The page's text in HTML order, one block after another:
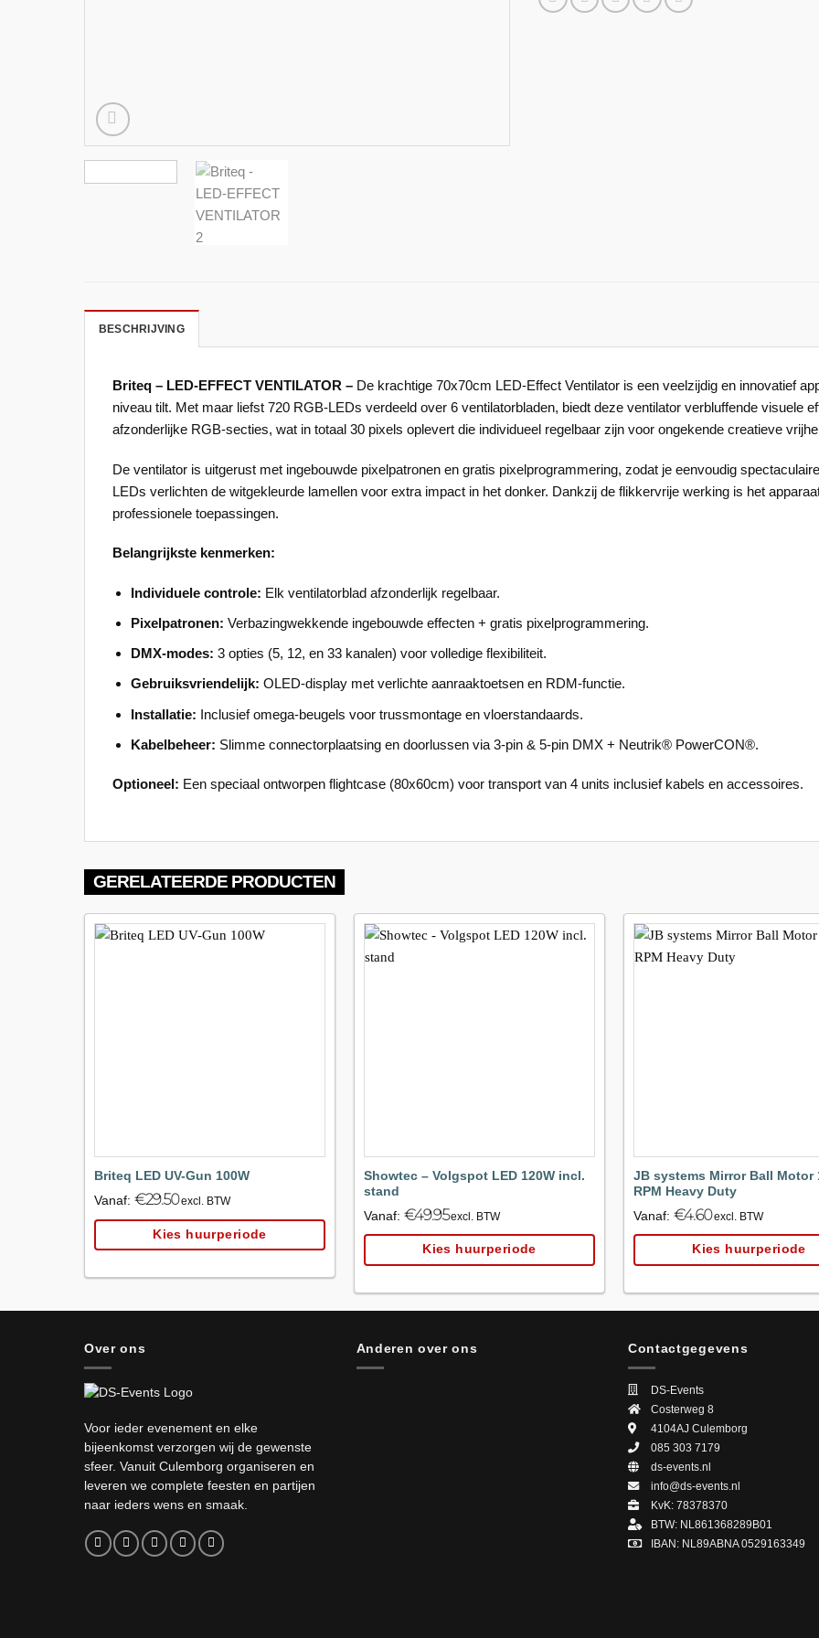
BESCHRIJVING
Briteq – LED-EFFECT VENTILATOR – De krachtige 70x70cm LED-Effect Ventilator is een veelzijdig en innovatief
niveau tilt. Met maar liefst 720 RGB-LEDs verdeeld over 6 ventilatorbladen, biedt deze ventilator verbluffende visuele
afzonderlijke RGB-secties, wat in totaal 30 pixels oplevert die individueel regelbaar zijn voor ongekende creatieve
De ventilator is uitgerust met ingebouwde pixelpatronen en gratis pixelprogrammering, zodat je eenvoudig
LEDs verlichten de witgekleurde lamellen voor extra impact in het donker. Dankzij de flikkervrije werking is het
professionele toepassingen.
Belangrijkste kenmerken:
Individuele controle: Elk ventilatorblad afzonderlijk regelbaar.
Pixelpatronen: Verbazingwekkende ingebouwde effecten + gratis pixelprogrammering.
DMX-modes: 3 opties (5, 12, en 33 kanalen) voor volledige flexibiliteit.
Gebruiksvriendelijk: OLED-display met verlichte aanraaktoetsen en RDM-functie.
Installatie: Inclusief omega-beugels voor trussmontage en vloerstandaards.
Kabelbeheer: Slimme connectorplaatsing en doorlussen via 3-pin & 5-pin DMX + Neutrik® PowerCON®.
Optioneel: Een speciaal ontworpen flightcase (80x60cm) voor transport van 4 units inclusief kabels en accessoires.
GERELATEERDE PRODUCTEN
Briteq LED UV-Gun 100W
Vanaf: €29.50excl. BTW
Kies huurperiode
Showtec – Volgspot LED 120W incl.
stand
Vanaf: €49.95excl. BTW
Kies huurperiode
JB systems Mirror Ball Motor
RPM Heavy Duty
Vanaf: €4.60excl. BTW
Kies huurperiode
Over ons
Voor ieder evenement en elke
bijeenkomst verzorgen wij de gewenste
sfeer. Vanuit Culemborg organiseren en
leveren we complete feesten en partijen
naar ieders wens en smaak.
Anderen over ons Contactgegevens
DS-Events
Costerweg 8
4104AJ Culemborg
085 303 7179
ds-events.nl
info@ds-events.nl
KvK: 78378370
BTW: NL861368289B01
IBAN: NL89ABNA 0529163349